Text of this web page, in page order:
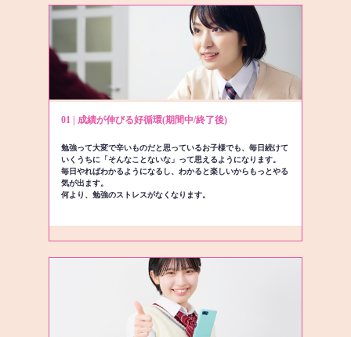
01 | 成績が伸びる好循環(期間中/終了後)
勉強って大変で辛いものだと思っているお子様でも、毎日続けて
いくうちに「そんなことないな」って思えるようになります。
毎日やればわかるようになるし、わかると楽しいからもっとやる
気が出ます。
何より、勉強のストレスがなくなります。